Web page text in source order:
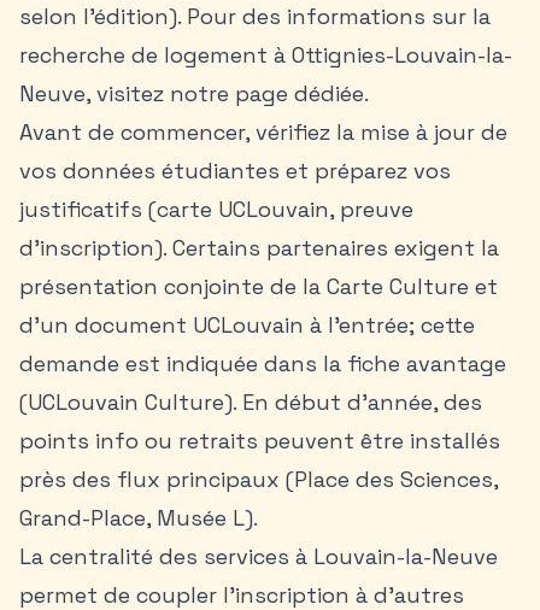
selon l’édition). Pour des informations sur la
recherche de logement à Ottignies-Louvain-la-
Neuve, visitez notre page dédiée.
Avant de commencer, vérifiez la mise à jour de
vos données étudiantes et préparez vos
justificatifs (carte UCLouvain, preuve
d’inscription). Certains partenaires exigent la
présentation conjointe de la Carte Culture et
d’un document UCLouvain à l’entrée; cette
demande est indiquée dans la fiche avantage
(UCLouvain Culture). En début d’année, des
points info ou retraits peuvent être installés
près des flux principaux (Place des Sciences,
Grand-Place, Musée L).
La centralité des services à Louvain-la-Neuve
permet de coupler l’inscription à d’autres